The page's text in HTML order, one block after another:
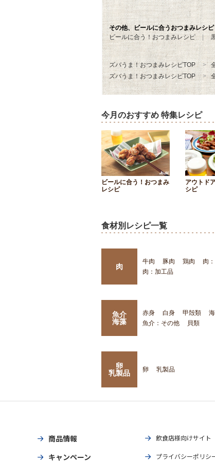
その他、ビールに合うおつまみレシ
ビールに合う！おつまみレシピ
ズバうま！おつまみレシピTOP
ズバうま！おつまみレシピTOP
今月のおすすめ 特集レシピ
ビールに合う！おつまみ
レシピ
アウトド
シピ
食材別レシピ一覧
肉
牛肉 豚肉 鶏肉
肉
肉：加工品
魚介
海藻
赤身 白身 甲殻類
魚介：その他
貝類
卵
乳製品
卵 乳製品
商品情報
キャンペーン
飲食店様向けサイト
プライバシーポリシ